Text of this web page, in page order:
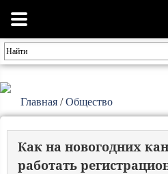
Главная /Общество
Как на новогодних
работать